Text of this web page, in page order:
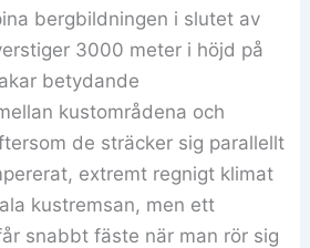
bergbildningen i slutet av
3000 meter i höjd på
betydande
kustområdena och
de sträcker sig parallellt
extremt regnigt klimat
kustremsan, men ett
snabbt fäste när man rör sig